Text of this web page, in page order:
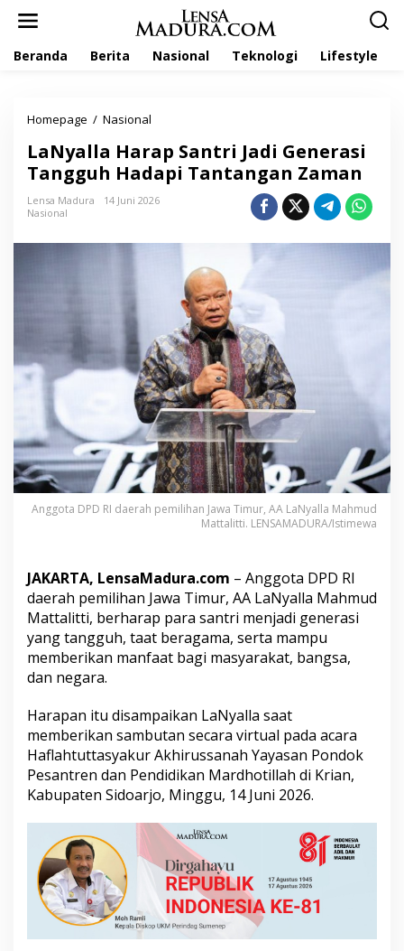
Beranda Berita Nasional Teknologi Lifestyle
Homepage / Nasional
N
y
a
l
a
n
t
r
i
J
a
d
i
G
e
a
i
T
a
n
h
H
a
d
a
p
n
g
LaNyalla Harap Santri Jadi Generasi
Tangguh Hadapi Tantangan Zaman
Lensa Madura
14 Juni 2026
Nasional
Anggota DPD RI daerah pemilihan Jawa Timur, AA LaNyalla Mahmud
Mattalitti. LENSAMADURA/Istimewa
JAKARTA, LensaMadura.com – Anggota DPD RI
daerah pemilihan Jawa Timur, AA LaNyalla Mahmud
Mattalitti, berharap para santri menjadi generasi
yang tangguh, taat beragama, serta mampu
memberikan manfaat bagi masyarakat, bangsa,
dan negara.
Harapan itu disampaikan LaNyalla saat
memberikan sambutan secara virtual pada acara
Haflahtuttasyakur Akhirussanah Yayasan Pondok
Pesantren dan Pendidikan Mardhotillah di Krian,
Kabupaten Sidoarjo, Minggu, 14 Juni 2026.